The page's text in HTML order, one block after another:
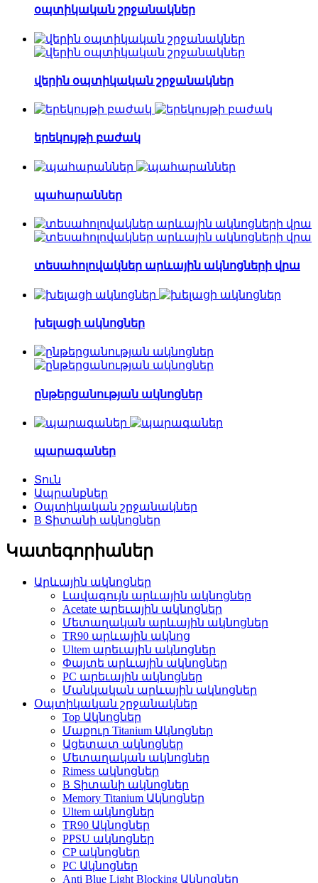
օպտիկական շրջանակներ
վերին օպտիկական շրջանակներ
երեկույթի բաժակ
պահարաններ
տեսահոլովակներ արևային ակնոցների վրա
խելացի ակնոցներ
ընթերցանության ակնոցներ
պարագաներ
Տուն
Ապրանքներ
Օպտիկական շրջանակներ
B Տիտանի ակնոցներ
Կատեգորիաներ
Արևային ակնոցներ
Լավագույն արևային ակնոցներ
Acetate արեւային ակնոցներ
Մետաղական արևային ակնոցներ
TR90 արևային ակնոց
Ultem արեւային ակնոցներ
Փայտե արևային ակնոցներ
PC արեւային ակնոցներ
Մանկական արևային ակնոցներ
Օպտիկական շրջանակներ
Top Ակնոցներ
Մաքուր Titanium Ակնոցներ
Ացետատ ակնոցներ
Մետաղական ակնոցներ
Rimess ակնոցներ
B Տիտանի ակնոցներ
Memory Titanium Ակնոցներ
Ultem ակնոցներ
TR90 Ակնոցներ
PPSU ակնոցներ
CP ակնոցներ
PC Ակնոցներ
Anti Blue Light Blocking Ակնոցներ